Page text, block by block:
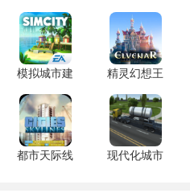
励，以此来加快城市的发展。
模拟城市我是市长建筑解
船坞(2万人口+1万金币)功能是
机场(12万人口+8万金币)功能
料，具体是用来升级特殊房屋的
模拟城市建
设国际版
1.80.1.14432194
最新版
精灵幻想王
国 1.233.3
安卓版
都市天际线
现代化城市